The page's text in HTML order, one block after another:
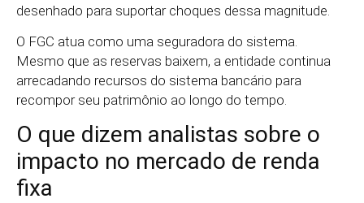
desenhado para suportar choques dessa magnitude.
O FGC atua como uma seguradora do sistema.
Mesmo que as reservas baixem, a entidade continua
arrecadando recursos do sistema bancário para
recompor seu patrimônio ao longo do tempo.
O que dizem analistas sobre o
impacto no mercado de renda
fixa